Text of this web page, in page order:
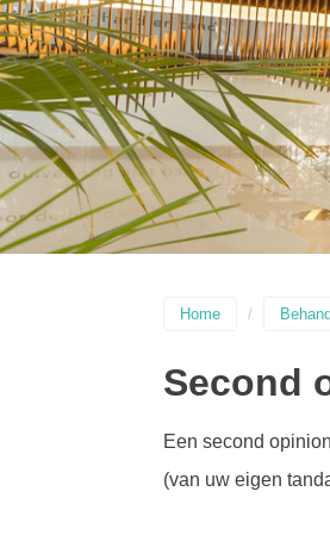
Home
Second
Een second
(van uw eigen